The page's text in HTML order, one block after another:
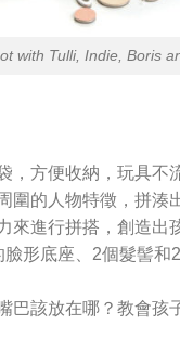
with Tulli, Indie, Boris
方便收納，玩具不
的人物特徵，拼湊
進行拼搭，創造出
形底座、2個髮髻和
巴該放在哪？教會孩